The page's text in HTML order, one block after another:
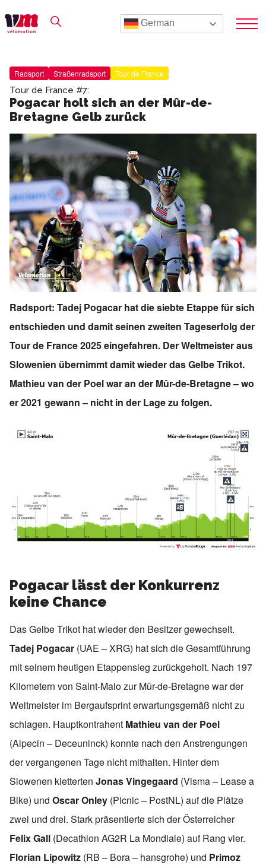
German
Radsport Straßenradsport Tour de France
Tour de France #7:
Pogacar holt sich an der Mûr-de-
Bretagne Gelb zurück
Radsport: Tadej Pogacar hat die siebte Etappe für sich
entschieden und damit seinen zweiten Tageserfolg der
Tour de France 2025 eingefahren. Der Weltmeister aus
Slowenien übernimmt damit wieder das Gelbe Trikot.
Mathieu van der Poel war an der Mûr-de-Bretagne – wo
er 2021 gewann – nicht in der Lage zu folgen.
Pogacar lässt der Konkurrenz
keine Chance
Das Gelbe Trikot hat wieder den Besitzer gewechselt.
Tadej Pogacar (UAE – XRG) hat sich die Gesamtführung
mit seinem heutigen Etappensieg zurückgeholt. Nach 197
Kilometern von Saint-Malo zur Mûr-de-Bretagne war der
Weltmeister im Bergaufsprint erwartungsgemäß nicht zu
schlagen. Hauptkontrahent Mathieu van der Poel
(Alpecin – Deceuninck) konnte nach den Anstrengungen
der vergangenen Tage nicht mithalten. Hinter dem
Slowenen kletterten Jonas Vingegaard (Visma – Lease a
Bike) und Oscar Onley (Picnic – PostNL) auf die Plätze
zwei und drei. Stark präsentierte sich der Österreicher
Felix Gall (Decathlon AG2R La Mondiale) auf Rang vier.
Florian Lipowitz (RB – Bora – hansgrohe) und Primoz